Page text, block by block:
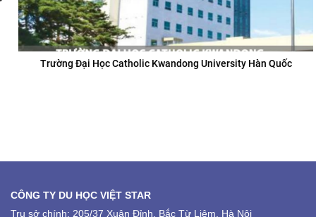
Trường Đại Học Catholic Kwandong University Hàn Quốc
CÔNG TY DU HỌC VIỆT STAR
Trụ sở chính: 205/37 Xuân Đỉnh, Bắc Từ Liêm, Hà Nội